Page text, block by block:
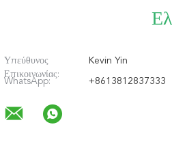
Υπεύθυνος
Επικοινωνίας:
Kevin Yin
WhatsApp: +8613812837333